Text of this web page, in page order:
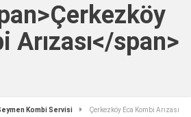
Arızası</span>
Kombi Servisi Çerkezköy Eca Kombi Arızası